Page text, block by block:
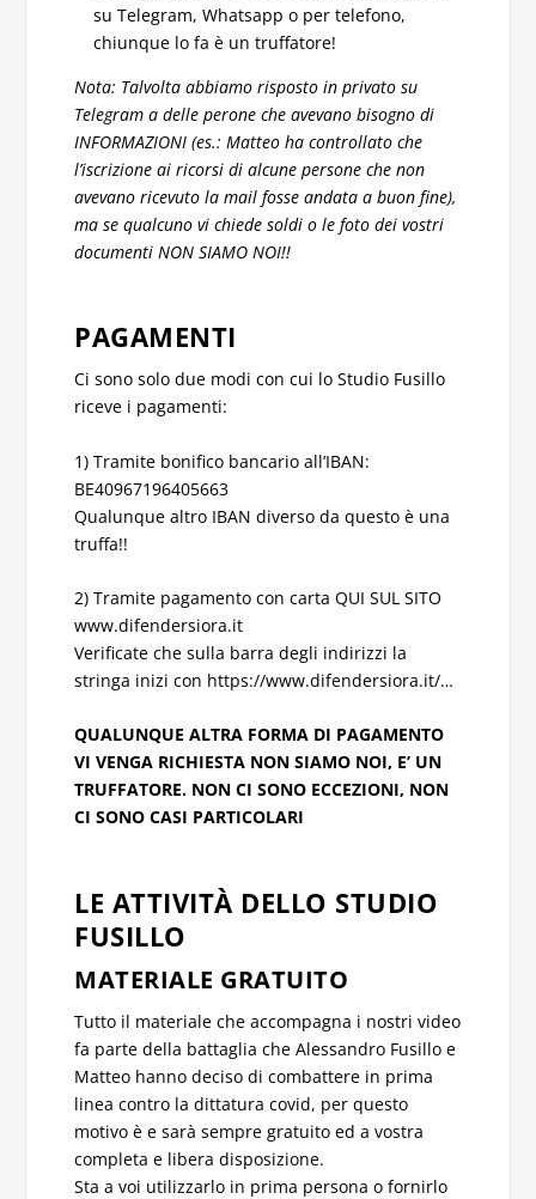
su Telegram, Whatsapp o per telefono,
chiunque lo fa è un truffatore!
Nota: Talvolta abbiamo risposto in privato su
Telegram a delle perone che avevano bisogno di
INFORMAZIONI (es.: Matteo ha controllato che
l’iscrizione ai ricorsi di alcune persone che non
avevano ricevuto la mail fosse andata a buon fine),
ma se qualcuno vi chiede soldi o le foto dei vostri
documenti NON SIAMO NOI!!
PAGAMENTI
Ci sono solo due modi con cui lo Studio Fusillo
riceve i pagamenti:
1) Tramite bonifico bancario all’IBAN:
BE40967196405663
Qualunque altro IBAN diverso da questo è una
truffa!!
2) Tramite pagamento con carta QUI SUL SITO
www.difendersiora.it
Verificate che sulla barra degli indirizzi la
stringa inizi con https://www.difendersiora.it/…
QUALUNQUE ALTRA FORMA DI PAGAMENTO
VI VENGA RICHIESTA NON SIAMO NOI, E’ UN
TRUFFATORE. NON CI SONO ECCEZIONI, NON
CI SONO CASI PARTICOLARI
LE ATTIVITÀ DELLO STUDIO
FUSILLO
MATERIALE GRATUITO
Tutto il materiale che accompagna i nostri video
fa parte della battaglia che Alessandro Fusillo e
Matteo hanno deciso di combattere in prima
linea contro la dittatura covid, per questo
motivo è e sarà sempre gratuito ed a vostra
completa e libera disposizione.
Sta a voi utilizzarlo in prima persona o fornirlo